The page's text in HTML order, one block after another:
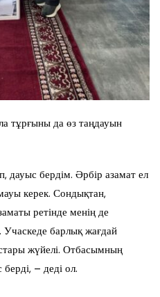
тұрғыны да өз таңдауын
дауыс бердім. Әрбір азамат ел
керек. Сондықтан,
ретінде менің де
барлық жағдай
жүйелі. Отбасымның
– деді ол.